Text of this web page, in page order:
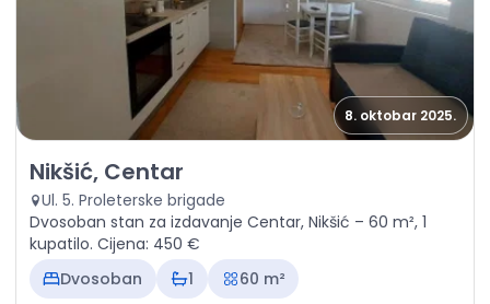
8. oktobar 2025.
Izdavanje - Stan Nikšić, Centar
Nikšić, Centar
Ul. 5. Proleterske brigade
Dvosoban stan za izdavanje Centar, Nikšić – 60 m², 1
kupatilo. Cijena: 450 €
Dvosoban
1 60 m²